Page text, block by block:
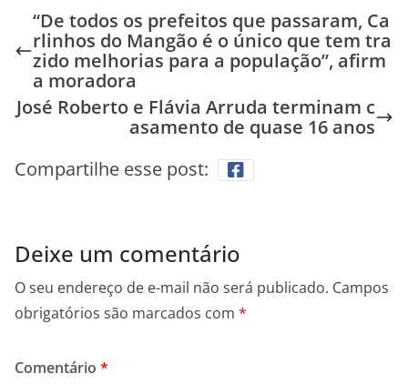
“De todos os prefeitos que passaram, Ca
rlinhos do Mangão é o único que tem tra
zido melhorias para a população”, afirm
a moradora
José Roberto e Flávia Arruda terminam c
asamento de quase 16 anos
Compartilhe esse post:
Deixe um comentário
O seu endereço de e-mail não será publicado. Campos
obrigatórios são marcados com *
Comentário *